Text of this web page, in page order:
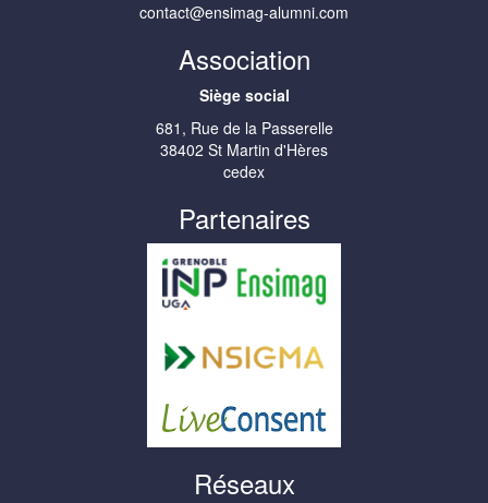
contact@ensimag-alumni.com
Association
Siège social
681, Rue de la Passerelle
38402 St Martin d'Hères
cedex
Partenaires
Réseaux